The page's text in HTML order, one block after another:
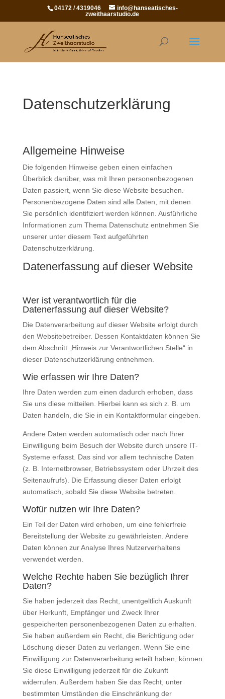
04172 / 4319046
info@hanseatisches-
zweithaarstudio.de
Datenschutzerklärung
Allgemeine Hinweise
Die folgenden Hinweise geben einen einfachen
Überblick darüber, was mit Ihren personenbezogenen
Daten passiert, wenn Sie diese Website besuchen.
Personenbezogene Daten sind alle Daten, mit denen
Sie persönlich identifiziert werden können. Ausführliche
Informationen zum Thema Datenschutz entnehmen Sie
unserer unter diesem Text aufgeführten
Datenschutzerklärung.
Datenerfassung auf dieser Website
Wer ist verantwortlich für die
Datenerfassung auf dieser Website?
Die Datenverarbeitung auf dieser Website erfolgt durch
den Websitebetreiber. Dessen Kontaktdaten können Sie
dem Abschnitt „Hinweis zur Verantwortlichen Stelle“ in
dieser Datenschutzerklärung entnehmen.
Wie erfassen wir Ihre Daten?
Ihre Daten werden zum einen dadurch erhoben, dass
Sie uns diese mitteilen. Hierbei kann es sich z. B. um
Daten handeln, die Sie in ein Kontaktformular eingeben.
Andere Daten werden automatisch oder nach Ihrer
Einwilligung beim Besuch der Website durch unsere IT-
Systeme erfasst. Das sind vor allem technische Daten
(z. B. Internetbrowser, Betriebssystem oder Uhrzeit des
Seitenaufrufs). Die Erfassung dieser Daten erfolgt
automatisch, sobald Sie diese Website betreten.
Wofür nutzen wir Ihre Daten?
Ein Teil der Daten wird erhoben, um eine fehlerfreie
Bereitstellung der Website zu gewährleisten. Andere
Daten können zur Analyse Ihres Nutzerverhaltens
verwendet werden.
Welche Rechte haben Sie bezüglich Ihrer
Daten?
Sie haben jederzeit das Recht, unentgeltlich Auskunft
über Herkunft, Empfänger und Zweck Ihrer
gespeicherten personenbezogenen Daten zu erhalten.
Sie haben außerdem ein Recht, die Berichtigung oder
Löschung dieser Daten zu verlangen. Wenn Sie eine
Einwilligung zur Datenverarbeitung erteilt haben, können
Sie diese Einwilligung jederzeit für die Zukunft
widerrufen. Außerdem haben Sie das Recht, unter
bestimmten Umständen die Einschränkung der